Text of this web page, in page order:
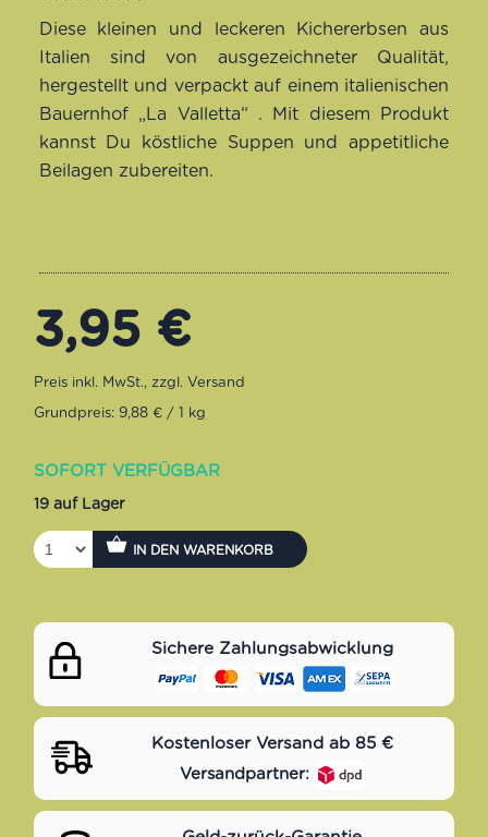
Bewertet
Diese kleinen und leckeren Kichererbsen aus
Italien sind von ausgezeichneter Qualität,
hergestellt und verpackt auf einem italienischen
Bauernhof „La Valletta“ . Mit diesem Produkt
kannst Du köstliche Suppen und appetitliche
Beilagen zubereiten.
3,95 €
Grundpreis: 9,88 € / 1 kg
SOFORT VERFÜGBAR
19 auf Lager
IN DEN WARENKORB
Sichere Zahlungsabwicklung
Kostenloser Versand ab 85 €
Versandpartner: